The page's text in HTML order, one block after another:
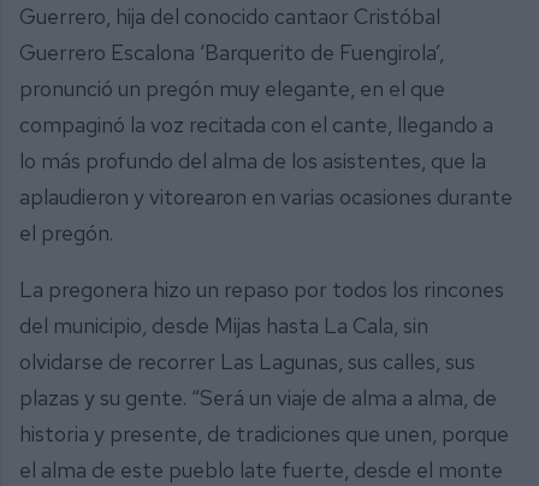
Guerrero, hija del conocido cantaor Cristóbal
Guerrero Escalona ‘Barquerito de Fuengirola’,
pronunció un pregón muy elegante, en el que
compaginó la voz recitada con el cante, llegando a
lo más profundo del alma de los asistentes, que la
aplaudieron y vitorearon en varias ocasiones durante
el pregón.
La pregonera hizo un repaso por todos los rincones
del municipio, desde Mijas hasta La Cala, sin
olvidarse de recorrer Las Lagunas, sus calles, sus
plazas y su gente. “Será un viaje de alma a alma, de
historia y presente, de tradiciones que unen, porque
el alma de este pueblo late fuerte, desde el monte